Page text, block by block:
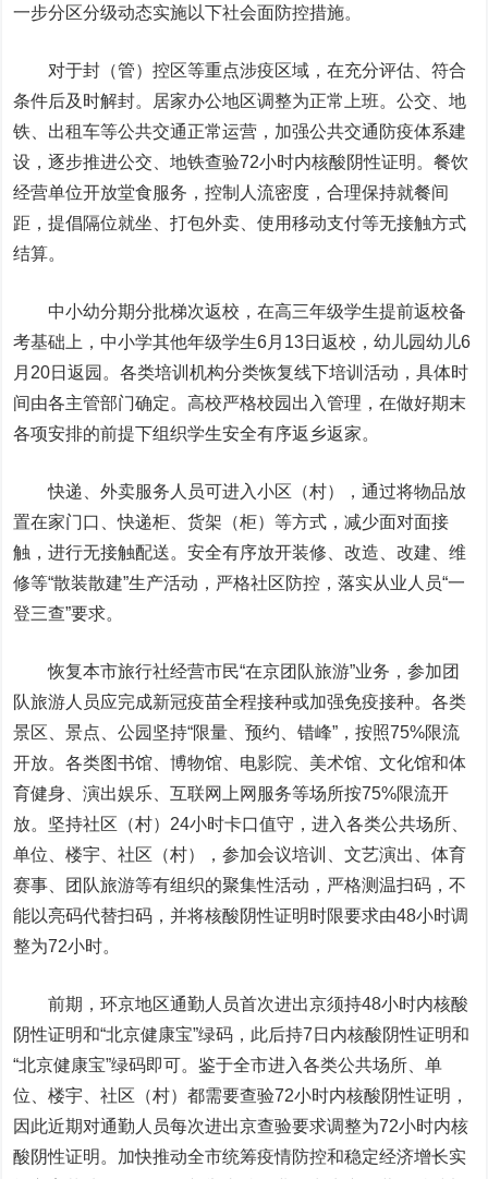
一步分区分级动态实施以下社会面防控措施。
对于封（管）控区等重点涉疫区域，在充分评估、符合
条件后及时解封。居家办公地区调整为正常上班。公交、地
铁、出租车等公共交通正常运营，加强公共交通防疫体系建
设，逐步推进公交、地铁查验72小时内核酸阴性证明。餐饮
经营单位开放堂食服务，控制人流密度，合理保持就餐间
距，提倡隔位就坐、打包外卖、使用移动支付等无接触方式
结算。
中小幼分期分批梯次返校，在高三年级学生提前返校备
考基础上，中小学其他年级学生6月13日返校，幼儿园幼儿6
月20日返园。各类培训机构分类恢复线下培训活动，具体时
间由各主管部门确定。高校严格校园出入管理，在做好期末
各项安排的前提下组织学生安全有序返乡返家。
快递、外卖服务人员可进入小区（村），通过将物品放
置在家门口、快递柜、货架（柜）等方式，减少面对面接
触，进行无接触配送。安全有序放开装修、改造、改建、维
修等“散装散建”生产活动，严格社区防控，落实从业人员“一
登三查”要求。
恢复本市旅行社经营市民“在京团队旅游”业务，参加团
队旅游人员应完成新冠疫苗全程接种或加强免疫接种。各类
景区、景点、公园坚持“限量、预约、错峰”，按照75%限流
开放。各类图书馆、博物馆、电影院、美术馆、文化馆和体
育健身、演出娱乐、互联网上网服务等场所按75%限流开
放。坚持社区（村）24小时卡口值守，进入各类公共场所、
单位、楼宇、社区（村），参加会议培训、文艺演出、体育
赛事、团队旅游等有组织的聚集性活动，严格测温扫码，不
能以亮码代替扫码，并将核酸阴性证明时限要求由48小时调
整为72小时。
前期，环京地区通勤人员首次进出京须持48小时内核酸
阴性证明和“北京健康宝”绿码，此后持7日内核酸阴性证明和
“北京健康宝”绿码即可。鉴于全市进入各类公共场所、单
位、楼宇、社区（村）都需要查验72小时内核酸阴性证明，
因此近期对通勤人员每次进出京查验要求调整为72小时内核
酸阴性证明。加快推动全市统筹疫情防控和稳定经济增长实